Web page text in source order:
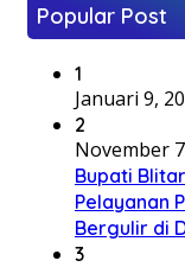
Popular Post
1
Januari 9,
2
November
Bupati
Pelayanan
Bergulir di
3